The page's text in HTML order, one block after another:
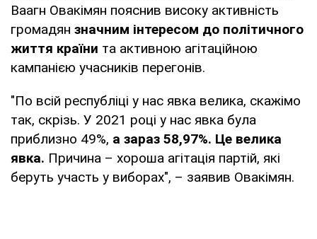
Ваагн Овакімян пояснив високу активність
громадян значним інтересом до політичного
життя країни та активною агітаційною
кампанією учасників перегонів.
"По всій республіці у нас явка велика, скажімо
так, скрізь. У 2021 році у нас явка була
приблизно 49%, а зараз 58,97%. Це велика
явка. Причина – хороша агітація партій, які
беруть участь у виборах", – заявив Овакімян.